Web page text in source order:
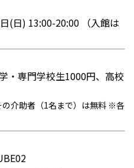
(日) 13:00-20:00 （入館は
・専門学校生1000円、高校
介助者（1名まで）は無料 ※各